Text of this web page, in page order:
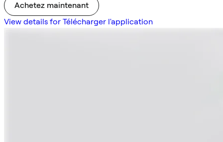
Achetez maintenant
View details for Télécharger l'application